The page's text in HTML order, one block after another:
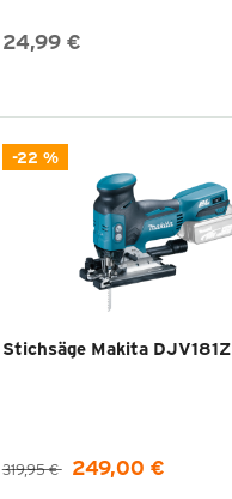
24,99 €
-22 %
Stichsäge Makita DJV181Z
319,95 € 249,00 €